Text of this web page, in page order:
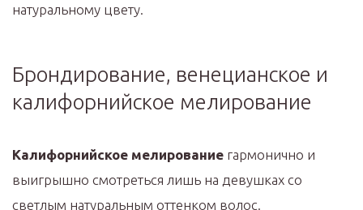
натуральному цвету.
Брондирование, венецианское и
калифорнийское мелирование
Калифорнийское мелирование гармонично и
выигрышно смотреться лишь на девушках со
светлым натуральным оттенком волос.